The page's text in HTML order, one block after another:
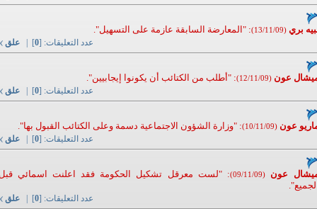
بري (13/11/09) : "المعارضة السابقة عازمة على التسهيل".
عدد التعليقات: [0
] | علق
عون (12/11/09) : "أطلب من الكتائب أن يكونوا إيجابيين".
عدد التعليقات: [0
] | علق
عون(10/11/09) : "وزارة الشؤون الاجتماعية دسمة وعلى الكتائب القبول بها".
عدد التعليقات: [0
] | علق
عون (09/11/09)
: "لست معرقل تشكيل الحكومة فقد اعلنت اسمائي
عدد التعليقات: [0
] | علق